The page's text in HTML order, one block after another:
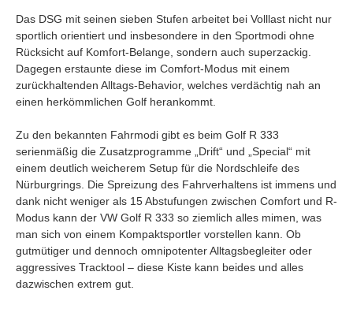
Das DSG mit seinen sieben Stufen arbeitet bei Volllast nicht nur
sportlich orientiert und insbesondere in den Sportmodi ohne
Rücksicht auf Komfort-Belange, sondern auch superzackig.
Dagegen erstaunte diese im Comfort-Modus mit einem
zurückhaltenden Alltags-Behavior, welches verdächtig nah an
einen herkömmlichen Golf herankommt.
Zu den bekannten Fahrmodi gibt es beim Golf R 333
serienmäßig die Zusatzprogramme „Drift“ und „Special“ mit
einem deutlich weicherem Setup für die Nordschleife des
Nürburgrings. Die Spreizung des Fahrverhaltens ist immens und
dank nicht weniger als 15 Abstufungen zwischen Comfort und R-
Modus kann der VW Golf R 333 so ziemlich alles mimen, was
man sich von einem Kompaktsportler vorstellen kann. Ob
gutmütiger und dennoch omnipotenter Alltagsbegleiter oder
aggressives Tracktool – diese Kiste kann beides und alles
dazwischen extrem gut.